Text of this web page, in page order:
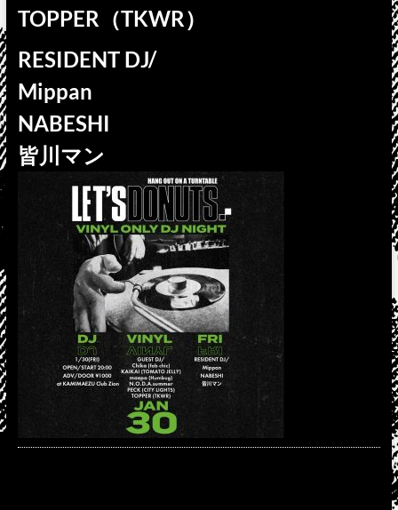
TOPPER（TKWR）
RESIDENT DJ/
Mippan
NABESHI
皆川マン